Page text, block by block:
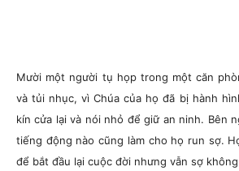
Mười một người tụ họp trong một căn
và tủi nhục, vì Chúa của họ đã bị hành
kín cửa lại và nói nhỏ để giữ an ninh. Bên
tiếng động nào cũng làm cho họ run sợ.
để bắt đầu lại cuộc đời nhưng vẫn sợ